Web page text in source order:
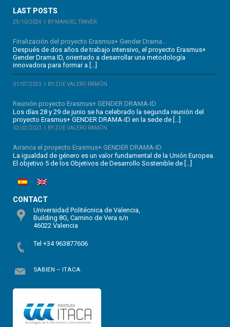
LAST POSTS
29/10/2024 BY MANUEL TRAVER
Finalización del proyecto Erasmus+ Gender Drama...
Después de dos años de trabajo intensivo, el proyecto Erasmus+
Gender Drama ID, orientado a desarrollar una metodología
innovadora para formar a […]
01/07/2023 BY ZOE VALERO RAMÓN
Reunión proyecto Erasmus+ GENDER DRAMA-ID
Los días 28 y 29 de junio se ha celebrado la segunda reunión del
proyecto Erasmus+ GENDER DRAMA-ID en la sede de […]
02/02/2023 BY ZOE VALERO RAMÓN
Arranca el proyecto Erasmus+ GENDER DRAMA-ID
La igualdad de género es un valor fundamental de la Unión Europea.
El objetivo 5 de los Objetivos de Desarrollo Sostenible de […]
CONTACT
Universidad Politécnica de Valencia,
Building 8G, Camino de Vera s/n
46022 Valencia
Tel +34 963877606
SABIEN – ITACA